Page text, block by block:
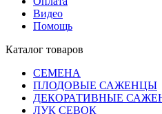
Видео
Помощь
Каталог товаров
СЕМЕНА
ПЛОДОВЫЕ САЖЕНЦЫ
ДЕКОРАТИВНЫЕ
ЛУК СЕВОК